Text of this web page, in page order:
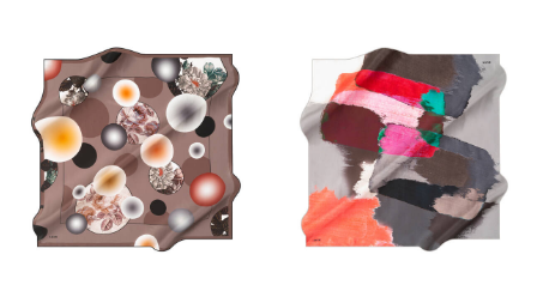
Yıkama ve bakım için ürün etiketindeki talimatları
izleyiniz. İpek ve hassas eşarpların özenli bakımı için
Aker
İpek Eşarp Şampuanıürününü elde hassas bakım
gerektiren durumlarda tercih edebilirsiniz.
Sıkça Sorulan Sorular
Açık Gri İpek Tivil Kare Soyut Desenli Eşarp ölçüsü
nedir?
Bu ipek tivil eşarp hangi renklerle kombinlenir?
Deseni nasıl bir görünüme sahiptir?